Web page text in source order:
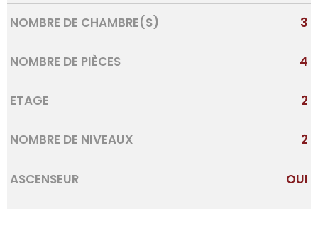
NOMBRE DE CHAMBRE(S) 3
NOMBRE DE PIÈCES 4
ETAGE 2
NOMBRE DE NIVEAUX 2
ASCENSEUR OUI